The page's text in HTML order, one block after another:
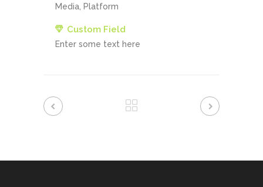
Media, Platform
Custom Field
Enter some text here